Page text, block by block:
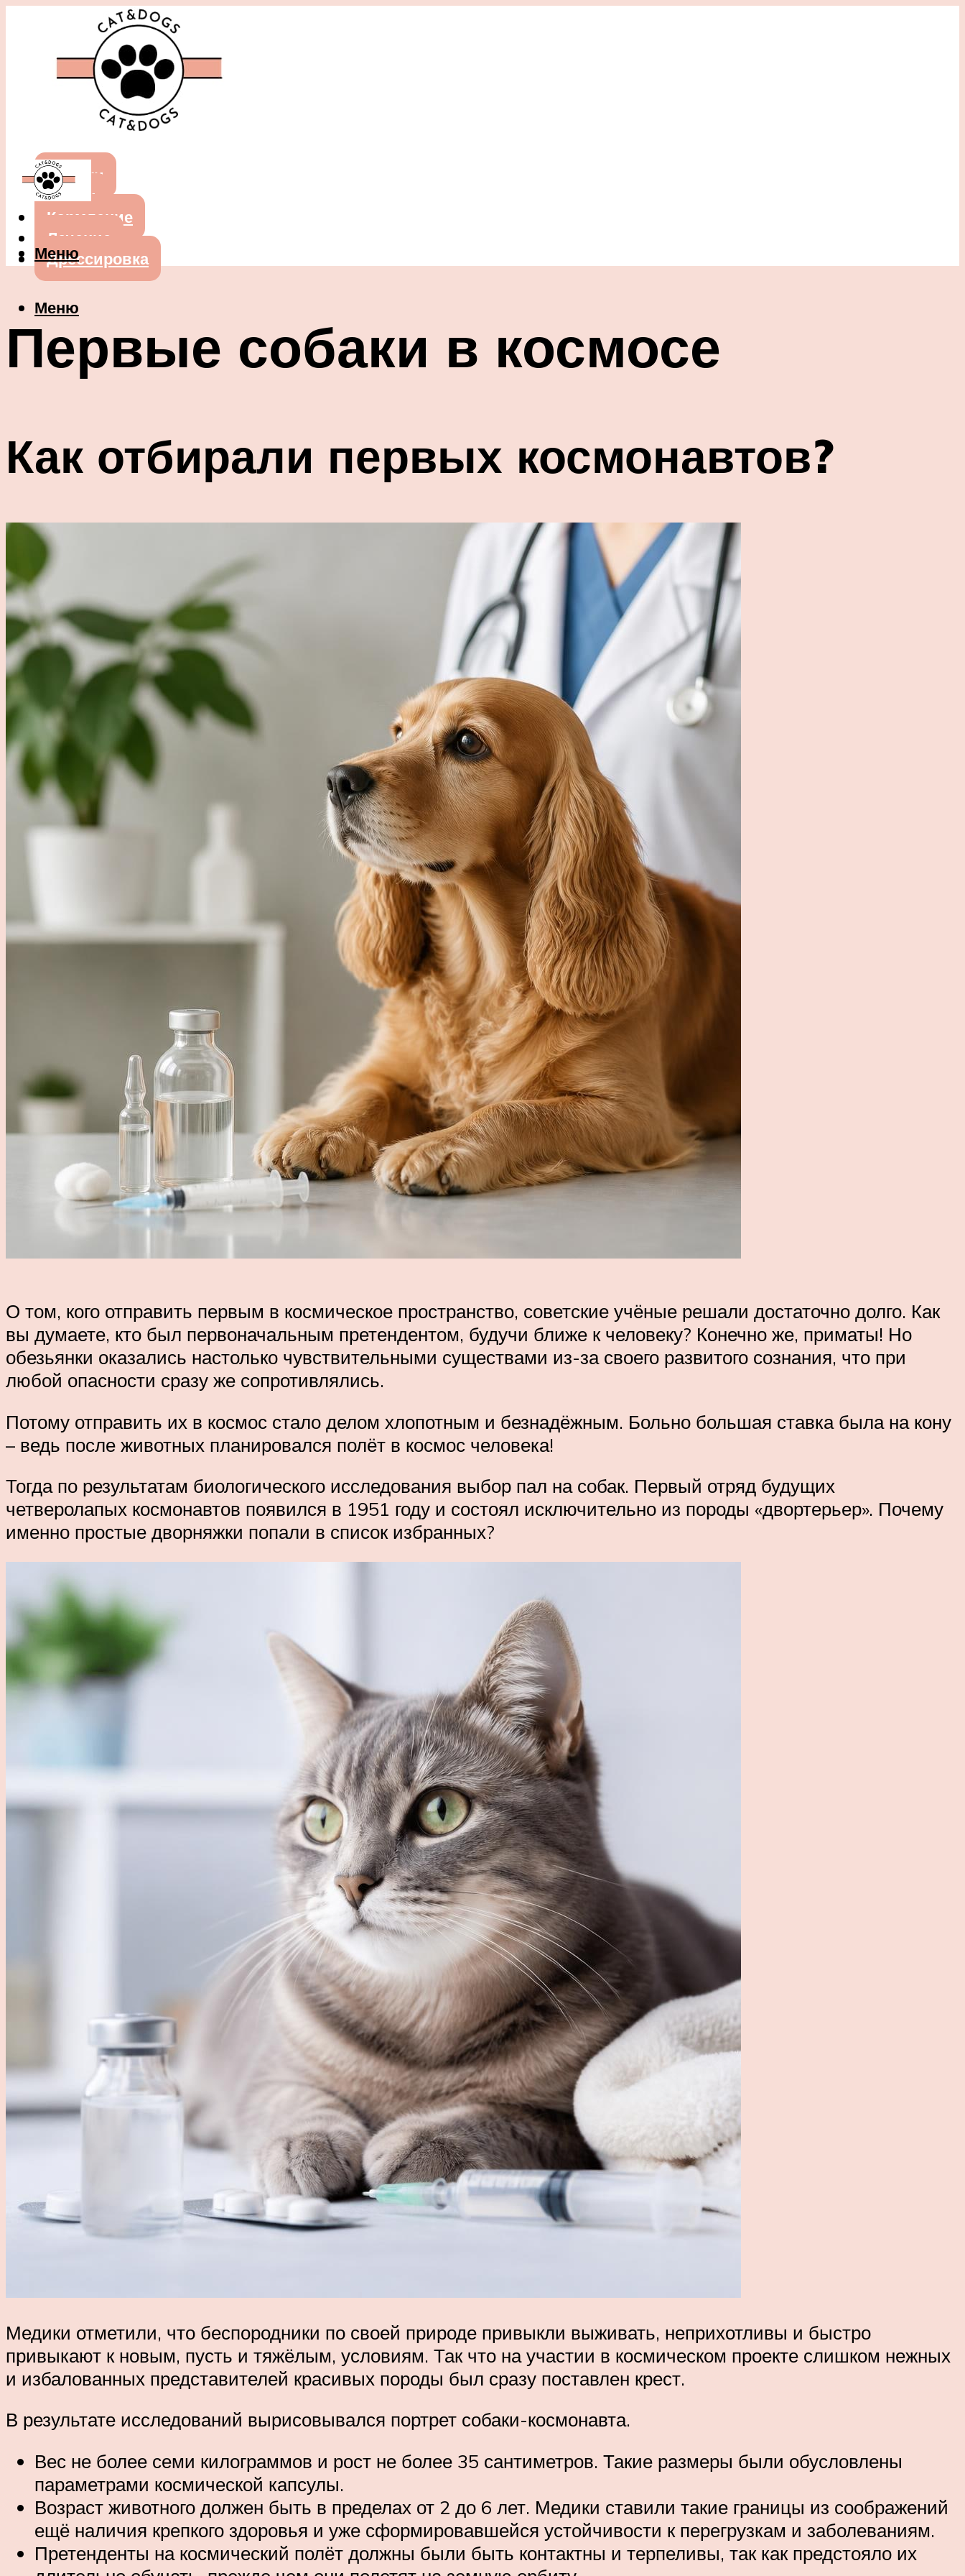
Собаки
Кошки
Кормление
Лечение
Дрессировка
Меню
Меню
Первые собаки в космосе
Как отбирали первых космонавтов?
О том, кого отправить первым в космическое пространство, советские учёные решали достаточно долго. Как
вы думаете, кто был первоначальным претендентом, будучи ближе к человеку? Конечно же, приматы! Но
обезьянки оказались настолько чувствительными существами из-за своего развитого сознания, что при
любой опасности сразу же сопротивлялись.
Потому отправить их в космос стало делом хлопотным и безнадёжным. Больно большая ставка была на кону
– ведь после животных планировался полёт в космос человека!
Тогда по результатам биологического исследования выбор пал на собак. Первый отряд будущих
четверолапых космонавтов появился в 1951 году и состоял исключительно из породы «двортерьер». Почему
именно простые дворняжки попали в список избранных?
Медики отметили, что беспородники по своей природе привыкли выживать, неприхотливы и быстро
привыкают к новым, пусть и тяжёлым, условиям. Так что на участии в космическом проекте слишком нежных
и избалованных представителей красивых породы был сразу поставлен крест.
В результате исследований вырисовывался портрет собаки-космонавта.
Вес не более семи килограммов и рост не более 35 сантиметров. Такие размеры были обусловлены
параметрами космической капсулы.
Возраст животного должен быть в пределах от 2 до 6 лет. Медики ставили такие границы из соображений
ещё наличия крепкого здоровья и уже сформировавшейся устойчивости к перегрузкам и заболеваниям.
Претенденты на космический полёт должны были быть контактны и терпеливы, так как предстояло их